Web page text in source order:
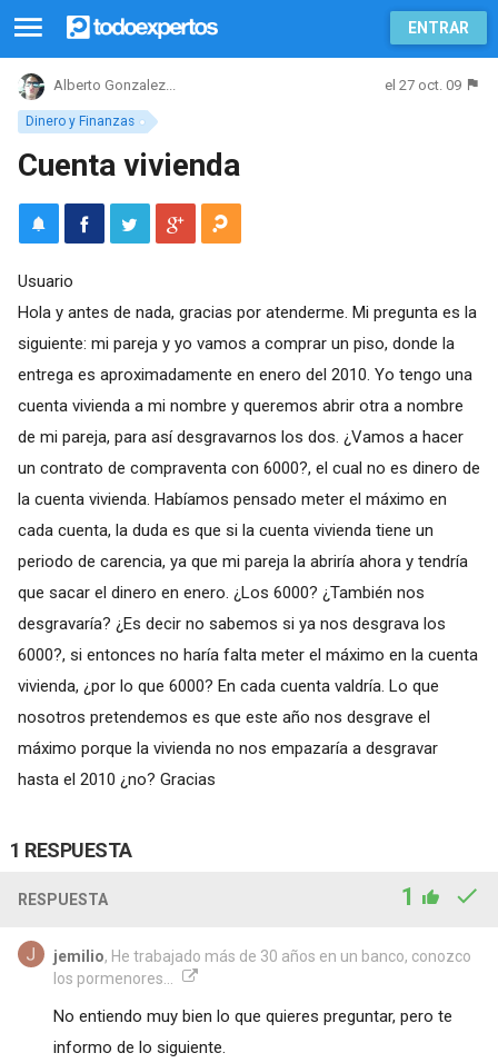
ENTRAR
Dinero y Finanzas
Alberto Gonzalez... el 27 oct. 09
Cuenta vivienda
Usuario
Hola y antes de nada, gracias por atenderme. Mi pregunta es la
siguiente: mi pareja y yo vamos a comprar un piso, donde la
entrega es aproximadamente en enero del 2010. Yo tengo una
cuenta vivienda a mi nombre y queremos abrir otra a nombre
de mi pareja, para así desgravarnos los dos. ¿Vamos a hacer
un contrato de compraventa con 6000?, el cual no es dinero de
la cuenta vivienda. Habíamos pensado meter el máximo en
cada cuenta, la duda es que si la cuenta vivienda tiene un
periodo de carencia, ya que mi pareja la abriría ahora y tendría
que sacar el dinero en enero. ¿Los 6000? ¿También nos
desgravaría? ¿Es decir no sabemos si ya nos desgrava los
6000?, si entonces no haría falta meter el máximo en la cuenta
vivienda, ¿por lo que 6000? En cada cuenta valdría. Lo que
nosotros pretendemos es que este año nos desgrave el
máximo porque la vivienda no nos empazaría a desgravar
hasta el 2010 ¿no? Gracias
1 RESPUESTA
RESPUESTA 1
jemilio, He trabajado más de 30 años en un banco, conozco
los pormenores...
No entiendo muy bien lo que quieres preguntar, pero te
informo de lo siguiente.